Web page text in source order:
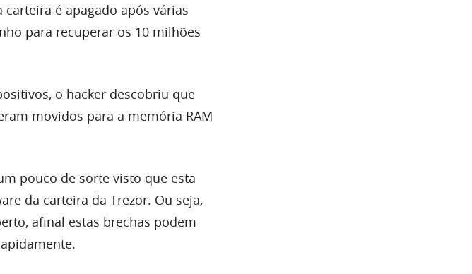
é apagado após várias
para recuperar os 10 milhões
o hacker descobriu que
movidos para a memória RAM
pouco de sorte visto que esta
da carteira da Trezor. Ou seja,
afinal estas brechas podem